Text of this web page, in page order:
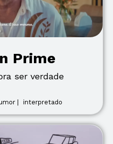
Prime
ser verdade
| interpretado